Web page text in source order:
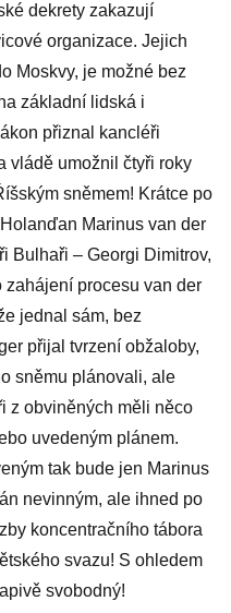
dekrety zakazují
organizace. Jejich
Moskvy, je možné bez
základní lidská i
přiznal kancléři
vládě umožnil čtyři roky
sněmem! Krátce po
Marinus van der
Bulhaři – Georgi Dimitrov,
zahájení procesu van der
jednal sám, bez
přijal tvrzení obžaloby,
sněmu plánovali, ale
z obviněných měli něco
uvedeným plánem.
tak bude jen Marinus
nevinným, ale ihned po
koncentračního tábora
svazu! S ohledem
svobodný!